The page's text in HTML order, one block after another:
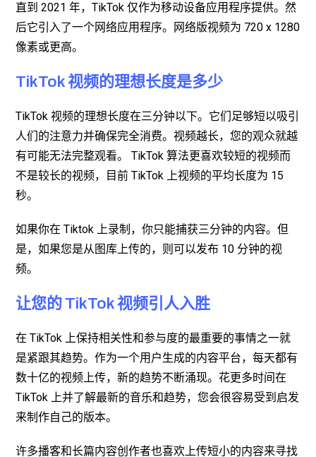
直到 2021 年，TikTok 仅作为移动设备应用程序提供。然
后它引入了一个网络应用程序。网络版视频为 720 x 1280
像素或更高。
TikTok 视频的理想长度是多少
TikTok 视频的理想长度在三分钟以下。它们足够短以吸引
人们的注意力并确保完全消费。视频越长，您的观众就越
有可能无法完整观看。 TikTok 算法更喜欢较短的视频而
不是较长的视频，目前 TikTok 上视频的平均长度为 15
秒。
如果你在 Tiktok 上录制，你只能捕获三分钟的内容。但
是，如果您是从图库上传的，则可以发布 10 分钟的视
频。
让您的 TikTok 视频引人入胜
在 TikTok 上保持相关性和参与度的最重要的事情之一就
是紧跟其趋势。作为一个用户生成的内容平台，每天都有
数十亿的视频上传，新的趋势不断涌现。花更多时间在
TikTok 上并了解最新的音乐和趋势，您会很容易受到启发
来制作自己的版本。
许多播客和长篇内容创作者也喜欢上传短小的内容来寻找